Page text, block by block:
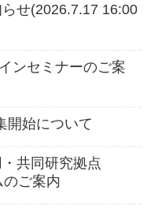
せ(2026.7.17 16:00
ンセミナーのご案
開始について
共同研究拠点
ご案内